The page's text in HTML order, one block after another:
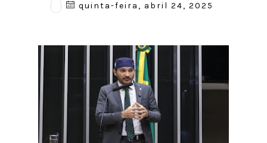
quinta-feira, abril 24, 2025